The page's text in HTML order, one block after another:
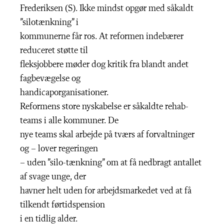
Frederiksen (S). Ikke mindst opgør med såkaldt
”silotænkning” i
kommunerne får ros. At reformen indebærer
reduceret støtte til
fleksjobbere møder dog kritik fra blandt andet
fagbevægelse og
handicaporganisationer.
Reformens store nyskabelse er såkaldte rehab-
teams i alle kommuner. De
nye teams skal arbejde på tværs af forvaltninger
og – lover regeringen
– uden ”silo-tænkning” om at få nedbragt antallet
af svage unge, der
havner helt uden for arbejdsmarkedet ved at få
tilkendt førtidspension
i en tidlig alder.